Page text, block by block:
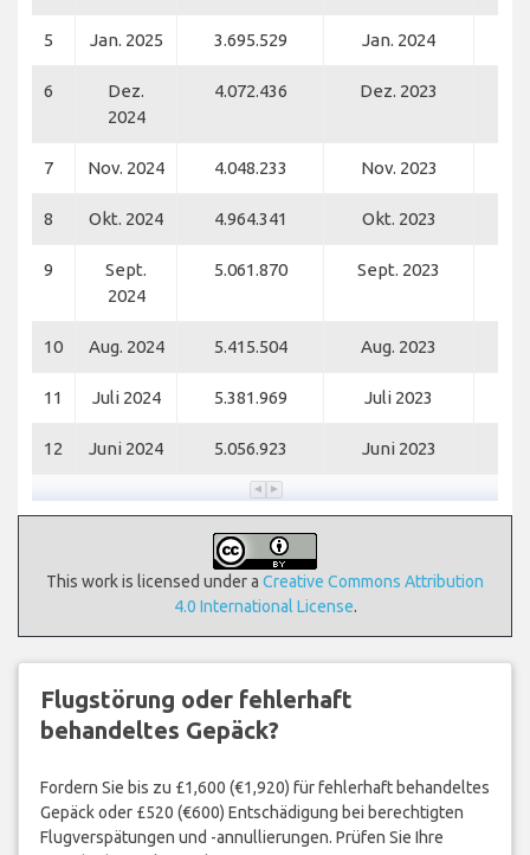
5 Jan. 2025 3.695.529 Jan. 2024
6
Dez.
2024
4.072.436 Dez. 2023
7 Nov. 2024 4.048.233 Nov. 2023
8 Okt. 2024 4.964.341 Okt. 2023
9
Sept.
2024
5.061.870 Sept. 2023
10 Aug. 2024 5.415.504 Aug. 2023
11 Juli 2024 5.381.969 Juli 2023
12 Juni 2024 5.056.923 Juni 2023
This work is licensed under a Creative Commons Attribution
4.0 International License.
Flugstörung oder fehlerhaft
behandeltes Gepäck?
Fordern Sie bis zu £1,600 (€1,920) für fehlerhaft behandeltes
Gepäck oder £520 (€600) Entschädigung bei berechtigten
Flugverspätungen und -annullierungen. Prüfen Sie Ihre